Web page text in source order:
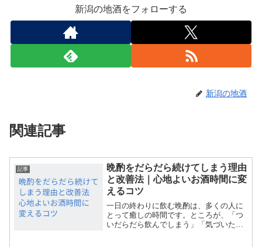
新潟の地酒をフォローする
新潟の地酒
関連記事
記事
晩酌をだらだら続けてしまう理由
と改善法｜心地よいお酒時間に変
えるコツ
一日の終わりに飲む晩酌は、多くの人に
とって癒しの時間です。ところが、「つ
いだらだら飲んでしまう」「気づいたら